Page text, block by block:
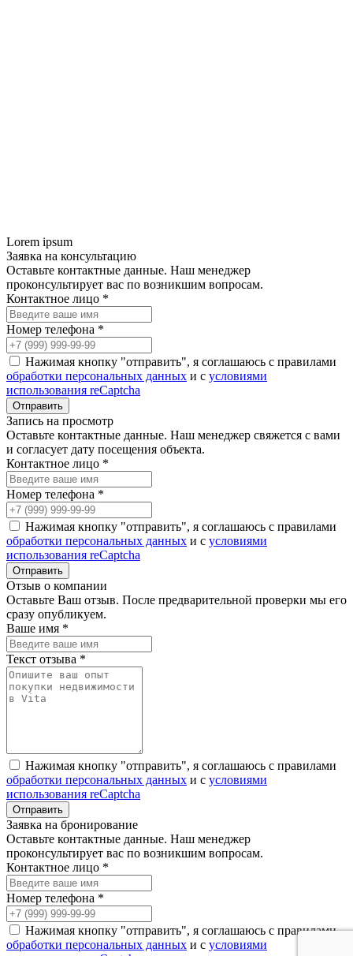
Lorem ipsum
Заявка на консультацию
Оставьте контактные данные. Наш менеджер
проконсультирует вас по возникшим вопросам.
Контактное лицо *
Номер телефона *
Нажимая кнопку "отправить", я соглашаюсь с правилами
обработки персональных данных и с условиями
использования reCaptcha
Запись на просмотр
Оставьте контактные данные. Наш менеджер свяжется с вами
и согласует дату посещения объекта.
Контактное лицо *
Номер телефона *
Нажимая кнопку "отправить", я соглашаюсь с правилами
обработки персональных данных и с условиями
использования reCaptcha
Отзыв о компании
Оставьте Ваш отзыв. После предварительной проверки мы его
сразу опубликуем.
Ваше имя *
Текст отзыва *
Нажимая кнопку "отправить", я соглашаюсь с правилами
обработки персональных данных и с условиями
использования reCaptcha
Заявка на бронирование
Оставьте контактные данные. Наш менеджер
проконсультирует вас по возникшим вопросам.
Контактное лицо *
Номер телефона *
Нажимая кнопку "отправить", я соглашаюсь с правилами
обработки персональных данных и с условиями